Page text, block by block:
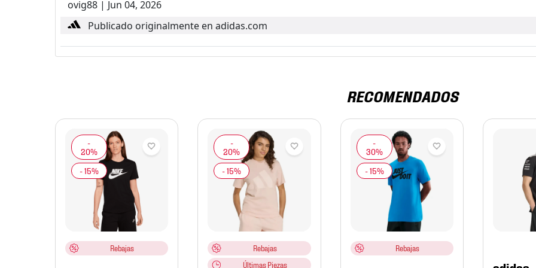
ovig88 | Jun 04, 2026
Publicado originalmente en adidas.com
RECOMENDADOS
Rebajas
Rebajas
Últimas Piezas
Rebajas